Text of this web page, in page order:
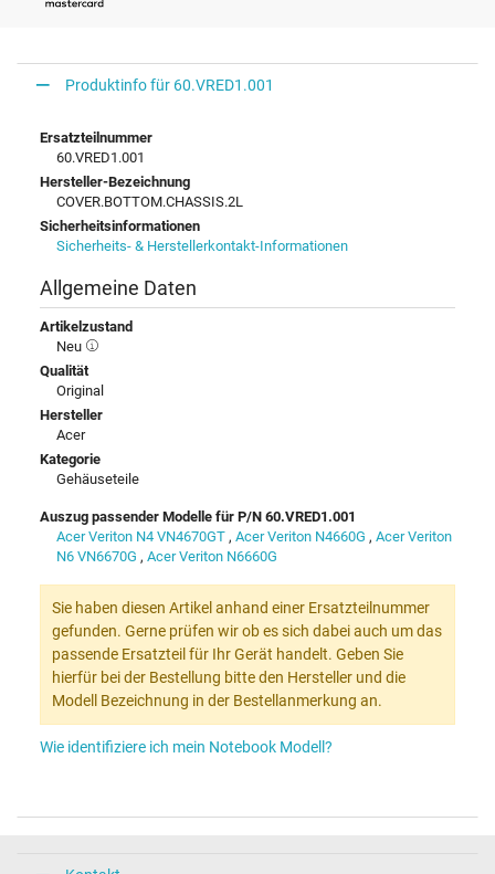
Produktinfo für 60.VRED1.001
Ersatzteilnummer
60.VRED1.001
Hersteller-Bezeichnung
COVER.BOTTOM.CHASSIS.2L
Sicherheitsinformationen
Sicherheits- & Herstellerkontakt-Informationen
Allgemeine Daten
Artikelzustand
Neu
Qualität
Original
Hersteller
Acer
Kategorie
Gehäuseteile
Auszug passender Modelle für P/N 60.VRED1.001
Acer Veriton N4 VN4670GT , Acer Veriton N4660G , Acer Veriton
N6 VN6670G , Acer Veriton N6660G
Sie haben diesen Artikel anhand einer Ersatzteilnummer
gefunden. Gerne prüfen wir ob es sich dabei auch um das
passende Ersatzteil für Ihr Gerät handelt. Geben Sie
hierfür bei der Bestellung bitte den Hersteller und die
Modell Bezeichnung in der Bestellanmerkung an.
Wie identifiziere ich mein Notebook Modell?